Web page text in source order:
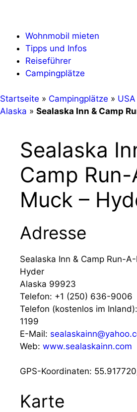
springen
Wohnmobil mieten
Tipps und Infos
Reiseführer
Campingplätze
Startseite » Campingplätze » USA
Alaska » Sealaska Inn & Camp
Sealaska
Camp
Muck –
Adresse
Sealaska Inn & Camp Run-
Hyder
Alaska 99923
Telefon: +1 (250) 636-9006
Telefon (kostenlos im Inland):
1199
E-Mail:
Web: www.sealaskainn.com
GPS-Koordinaten:
Karte